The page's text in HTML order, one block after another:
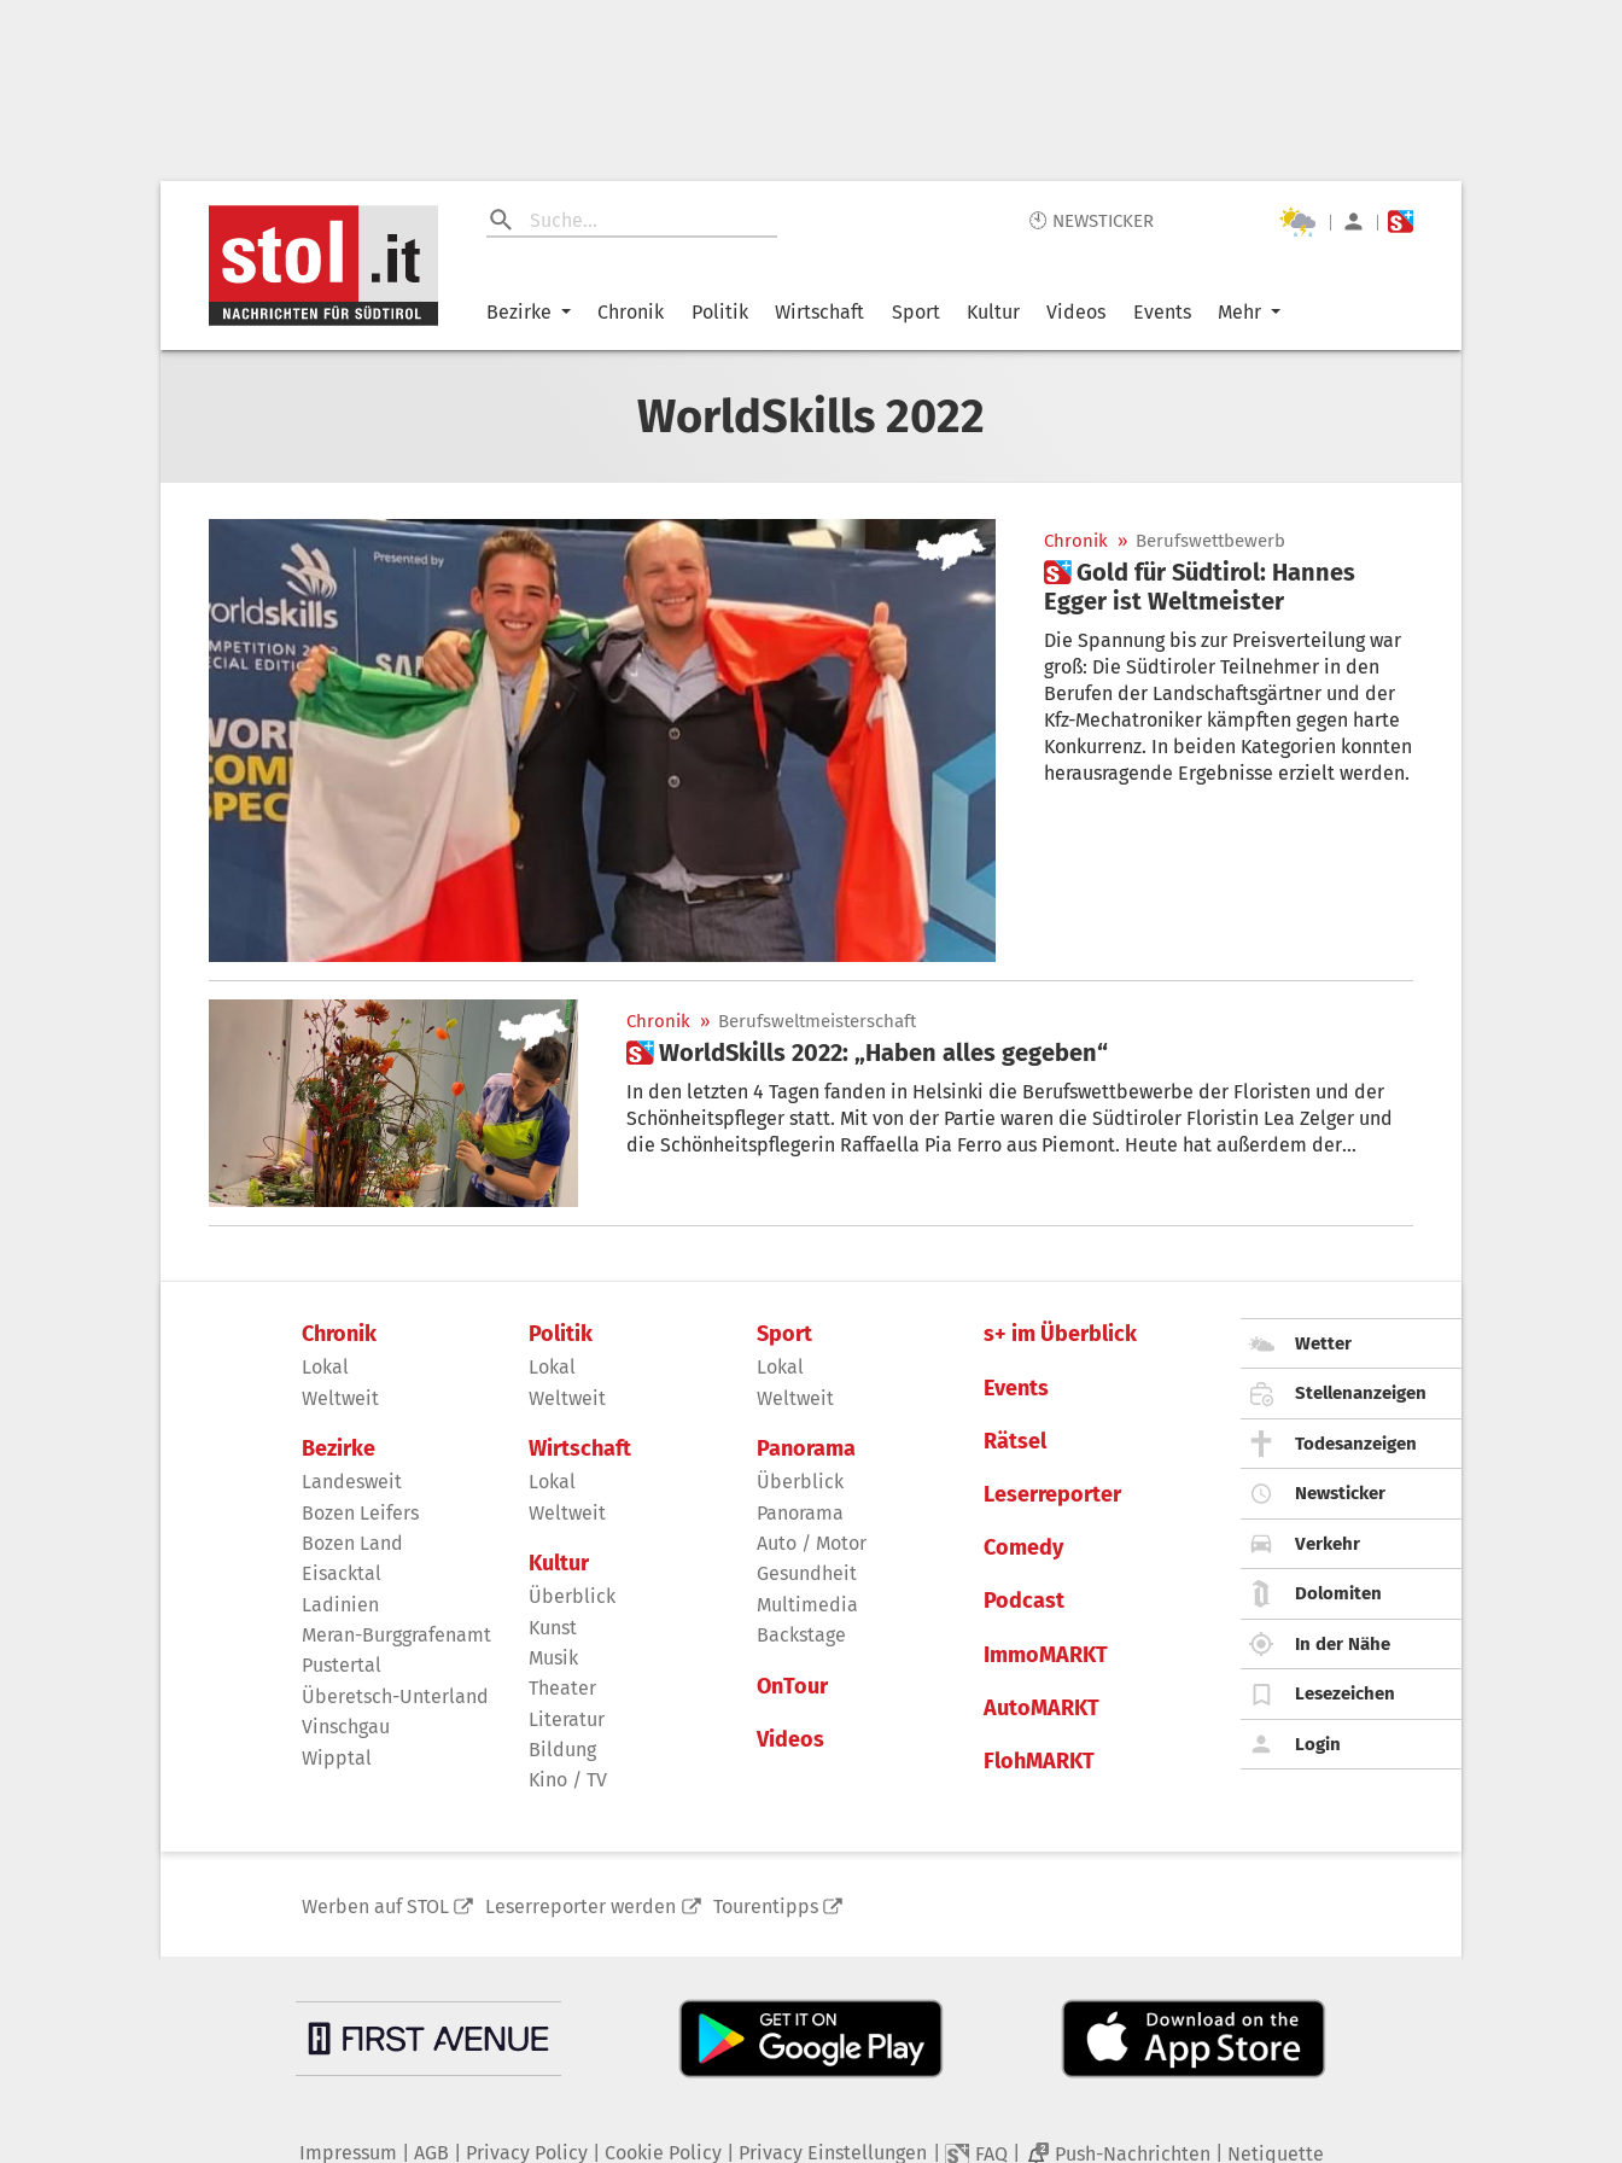
🕙 NEWSTICKER | |
Bezirke Chronik Politik Wirtschaft Sport Kultur Videos Events Mehr
WorldSkills 2022
Chronik » Berufswettbewerb
 Gold für Südtirol: Hannes
Egger ist Weltmeister
Die Spannung bis zur Preisverteilung war
groß: Die Südtiroler Teilnehmer in den
Berufen der Landschaftsgärtner und der
Kfz-Mechatroniker kämpften gegen harte
Konkurrenz. In beiden Kategorien konnten
herausragende Ergebnisse erzielt werden.
Chronik » Berufsweltmeisterschaft
 WorldSkills 2022: „Haben alles gegeben“
In den letzten 4 Tagen fanden in Helsinki die Berufswettbewerbe der Floristen und der
Schönheitspfleger statt. Mit von der Partie waren die Südtiroler Floristin Lea Zelger und
die Schönheitspflegerin Raffaella Pia Ferro aus Piemont. Heute hat außerdem der
Chronik
Lokal
Weltweit
Bezirke
Landesweit
Bozen Leifers
Bozen Land
Eisacktal
Ladinien
Meran-Burggrafenamt
Pustertal
Überetsch-Unterland
Vinschgau
Wipptal
Politik
Lokal
Weltweit
Wirtschaft
Lokal
Weltweit
Kultur
Überblick
Kunst
Musik
Theater
Literatur
Bildung
Kino / TV
Sport
Lokal
Weltweit
Panorama
Überblick
Panorama
Auto / Motor
Gesundheit
Multimedia
Backstage
OnTour
Videos
s+ im Überblick
Events
Rätsel
Leserreporter
Comedy
Podcast
ImmoMARKT
AutoMARKT
FlohMARKT
Wetter
Stellenanzeigen
Todesanzeigen
Newsticker
Verkehr
Dolomiten
In der Nähe
Lesezeichen
Login
Werben auf STOL Leserreporter werden Tourentipps
Impressum AGB Privacy Policy| Cookie Policy| Privacy Einstellungen FAQ 2 Push-Nachrichten Netiquette